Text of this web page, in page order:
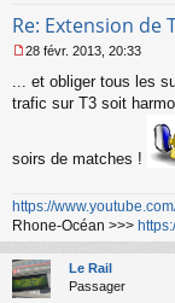
u
Re: Extension de
e
s
g
o
n
l
u
28 févr. 2013, 20:33
... et obliger tous les
trafic sur T3 soit
soirs de matches !
https://
Rhone-Océan >>>
Le Rail
Passager